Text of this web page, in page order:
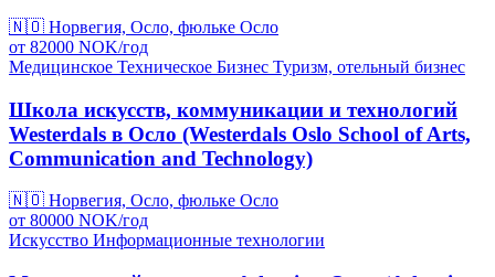
🇳🇴 Норвегия, Осло, фюльке Осло
от 82000 NOK/год
Медицинское Техническое Бизнес Туризм, отельный бизнес
Школа искусств, коммуникации и технологий
Westerdals в Осло (Westerdals Oslo School of Arts,
Communication and Technology)
🇳🇴 Норвегия, Осло, фюльке Осло
от 80000 NOK/год
Искусство Информационные технологии